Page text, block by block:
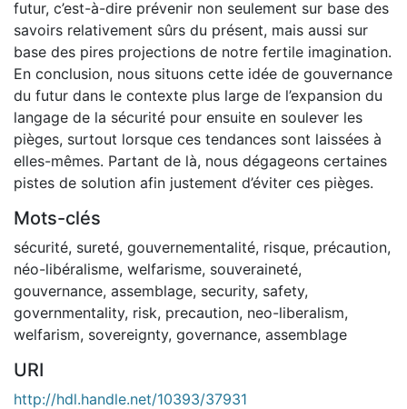
futur, c’est-à-dire prévenir non seulement sur base des
savoirs relativement sûrs du présent, mais aussi sur
base des pires projections de notre fertile imagination.
En conclusion, nous situons cette idée de gouvernance
du futur dans le contexte plus large de l’expansion du
langage de la sécurité pour ensuite en soulever les
pièges, surtout lorsque ces tendances sont laissées à
elles-mêmes. Partant de là, nous dégageons certaines
pistes de solution afin justement d’éviter ces pièges.
Mots-clés
sécurité, sureté, gouvernementalité, risque, précaution,
néo-libéralisme, welfarisme, souveraineté,
gouvernance, assemblage, security, safety,
governmentality, risk, precaution, neo-liberalism,
welfarism, sovereignty, governance, assemblage
URI
http://hdl.handle.net/10393/37931